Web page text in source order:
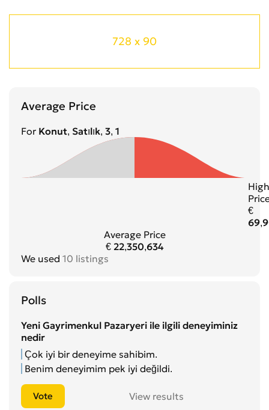
Average Price
For Konut, Satılık, 3, 1
High
€
Average Price
€ 22,350,634
We used 10 listings
Polls
Yeni Gayrimenkul Pazaryeri ile ilgili deneyiminiz
nedir
Çok iyi bir deneyime sahibim.
Benim deneyimim pek iyi değildi.
View results
728 x 90